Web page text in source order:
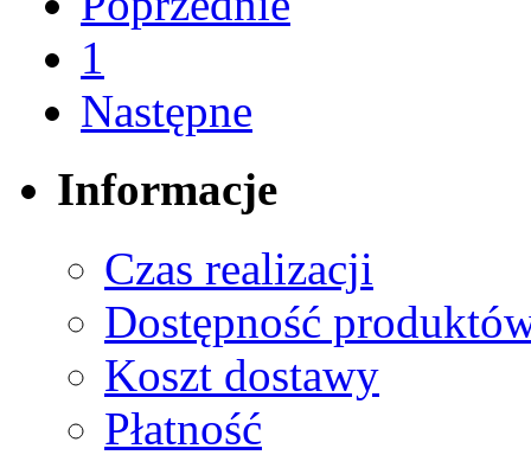
1
Następne
Informacje
Czas realizacji
Dostępność
Koszt dostawy
Płatność